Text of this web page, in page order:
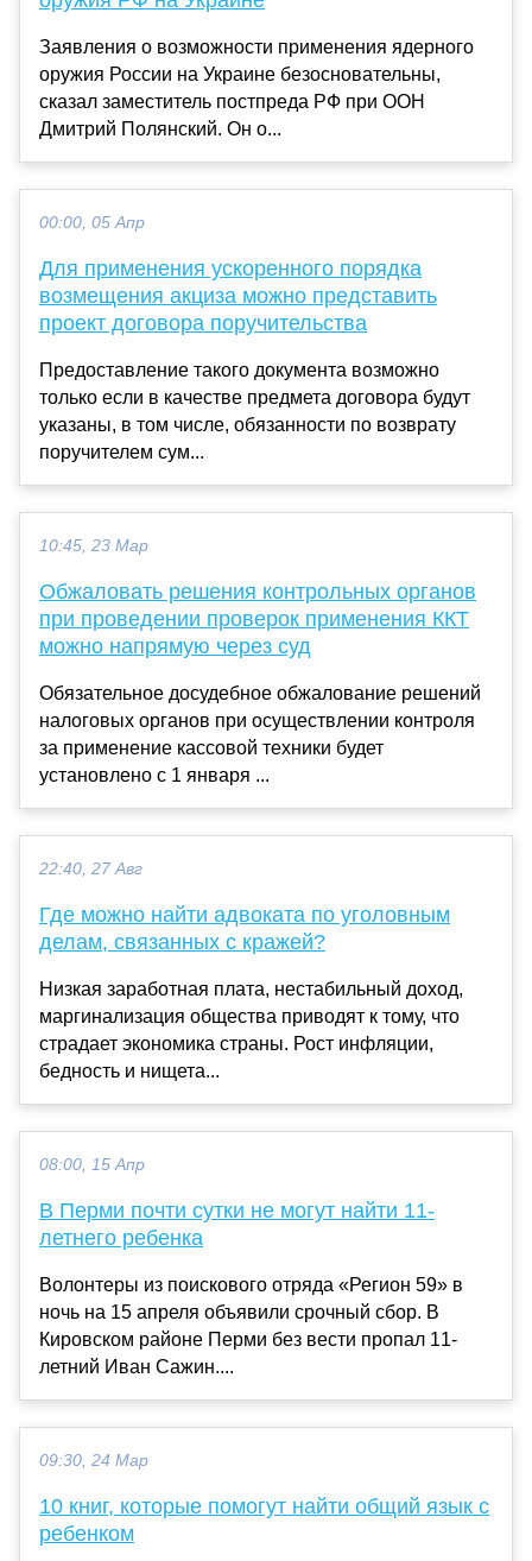
Заявления о возможности применения ядерного
оружия России на Украине безосновательны,
сказал заместитель постпреда РФ при ООН
Дмитрий Полянский. Он о...
00:00, 05 Апр
Для применения ускоренного порядка
возмещения акциза можно представить
проект договора поручительства
Предоставление такого документа возможно
только если в качестве предмета договора будут
указаны, в том числе, обязанности по возврату
поручителем сум...
10:45, 23 Мар
Обжаловать решения контрольных органов
при проведении проверок применения ККТ
можно напрямую через суд
Обязательное досудебное обжалование решений
налоговых органов при осуществлении контроля
за применение кассовой техники будет
установлено с 1 января ...
22:40, 27 Авг
Где можно найти адвоката по уголовным
делам, связанных с кражей?
Низкая заработная плата, нестабильный доход,
маргинализация общества приводят к тому, что
страдает экономика страны. Рост инфляции,
бедность и нищета...
08:00, 15 Апр
В Перми почти сутки не могут найти 11-
летнего ребенка
Волонтеры из поискового отряда «Регион 59» в
ночь на 15 апреля объявили срочный сбор. В
Кировском районе Перми без вести пропал 11-
летний Иван Сажин....
09:30, 24 Мар
10 книг, которые помогут найти общий язык с
ребенком